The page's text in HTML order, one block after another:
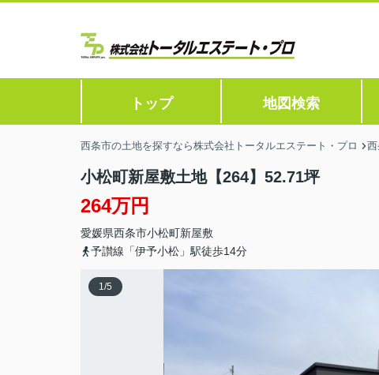
トップ 地図検索
西条市の土地を探すなら株式会社トータルエステート・プロ
小松町新屋敷土地【264】52.71坪
264万円
愛媛県西条市小松町新屋敷
予讃線「伊予小松」駅徒歩14分
1/5